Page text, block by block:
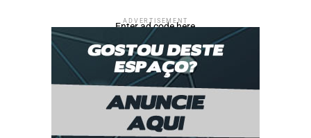
ADVERTISEMENT
Enter ad code here